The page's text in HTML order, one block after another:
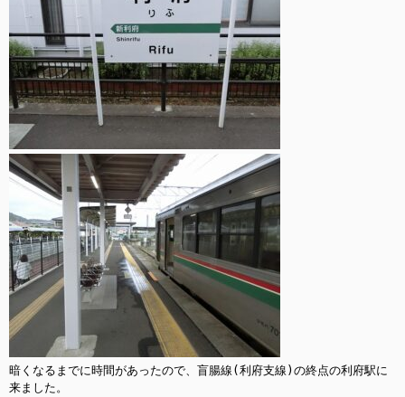
暗くなるまでに時間があったので、盲腸線(利府支線)の終点の利府駅に
来ました。